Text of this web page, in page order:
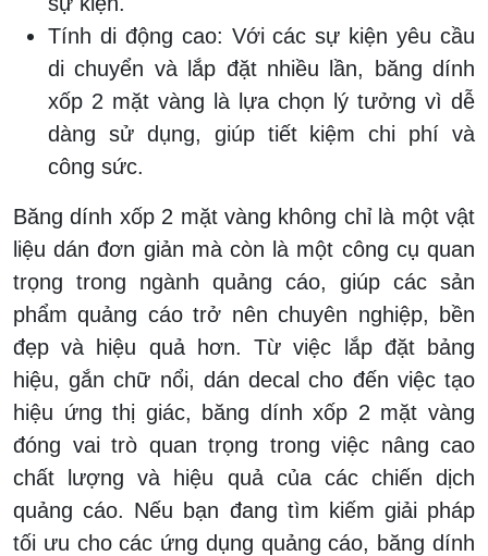
Tính di động cao: Với các sự kiện yêu cầu
di chuyển và lắp đặt nhiều lần, băng dính
xốp 2 mặt vàng là lựa chọn lý tưởng vì dễ
dàng sử dụng, giúp tiết kiệm chi phí và
công sức.
Băng dính xốp 2 mặt vàng không chỉ là một vật
liệu dán đơn giản mà còn là một công cụ quan
trọng trong ngành quảng cáo, giúp các sản
phẩm quảng cáo trở nên chuyên nghiệp, bền
đẹp và hiệu quả hơn. Từ việc lắp đặt bảng
hiệu, gắn chữ nổi, dán decal cho đến việc tạo
hiệu ứng thị giác, băng dính xốp 2 mặt vàng
đóng vai trò quan trọng trong việc nâng cao
chất lượng và hiệu quả của các chiến dịch
quảng cáo. Nếu bạn đang tìm kiếm giải pháp
tối ưu cho các ứng dụng quảng cáo, băng dính